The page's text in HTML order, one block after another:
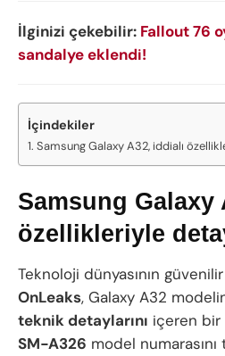
İlginizi çekebilir: Fallout 76
sandalye eklendi!
İçindekiler
Samsung Galaxy A32, iddialı
Samsung Galaxy
özellikleriyle
Teknoloji dünyasının
OnLeaks, Galaxy A32
teknik detaylarını içeren bir
SM-A326 model